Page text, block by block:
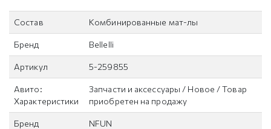
Состав Комбинированные мат-лы
Бренд Bellelli
Артикул 5-259855
Авито:
Характеристики
Запчасти и аксессуары / Новое / Товар
приобретен на продажу
Бренд NFUN